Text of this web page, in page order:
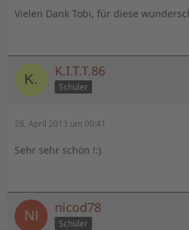
Vielen Dank Tobi, für diese
K.I.T.T.86
Schüler
28. April 2013 um 00:41
Sehr sehr schön !:)
nicod78
Schüler